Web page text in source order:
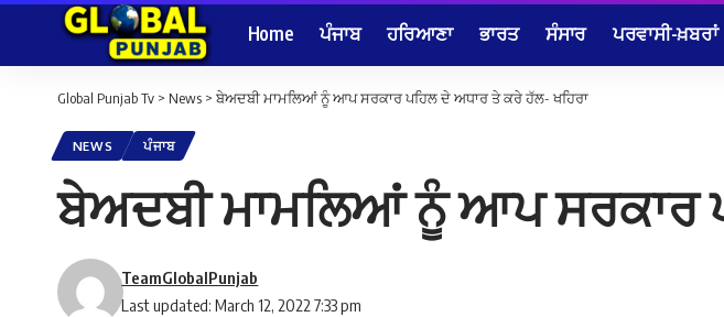
Home ਪੰਜਾਬ ਹਰਿਆਣਾ ਭਾਰਤ ਸੰਸਾਰ ਪਰਵਾਸੀ-ਖ਼ਬਰਾਂ
Global Punjab Tv > News > ਬੇਅਦਬੀ ਮਾਮਲਿਆਂ ਨੂੰ ਆਪ ਸਰਕਾਰ ਪਹਿਲ ਦੇ ਅਧਾਰ ਤੇ ਕਰੇ ਹੱਲ- ਖਹਿਰਾ
NEWS ਪੰਜਾਬ
ਬੇਅਦਬੀ ਮਾਮਲਿਆਂ ਨੂੰ ਆਪ ਸਰਕਾਰ
Last updated: March 12, 2022 7:33 pm
TeamGlobalPunjab